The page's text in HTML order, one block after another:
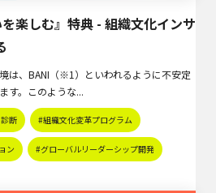
楽しむ』特典 - 組織文化インサ
は、BANI（※1）といわれるように不安定
す。このような...
断 #組織文化変革プログラム
ン #グローバルリーダーシップ開発